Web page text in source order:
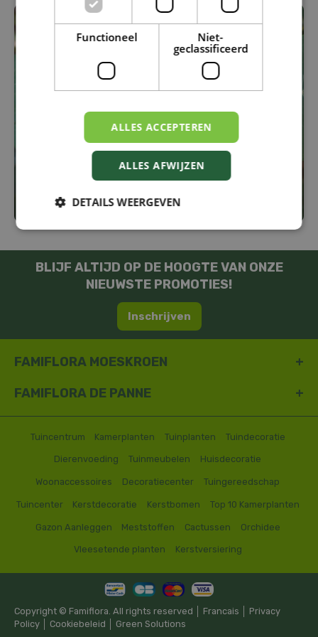
BLIJF ALTIJD OP DE HOOGTE VAN ONZE
NIEUWSTE PROMOTIES!
Inschrijven
FAMIFLORA MOESKROEN
FAMIFLORA DE PANNE
Tuincentrum Kamerplanten Tuinplanten Tuindecoratie
Dierenvoeding Tuinmeubelen Huisdecoratie
Woonaccessoires Decoratiecenter Tuingereedschap
Tuincenter Kerstdecoratie Kerstbomen Top 10 Kamerplanten
Gazon Aanleggen Meststoffen Cactussen Orchidee
Vleesetende planten Kerstversiering
Copyright © Famiflora. All rights reserved │ Francais
Privacy
Policy
Cookiebeleid Green Solutions
Functioneel
Niet-
geclassificeerd
ALLES ACCEPTEREN
ALLES AFWIJZEN
DETAILS WEERGEVEN